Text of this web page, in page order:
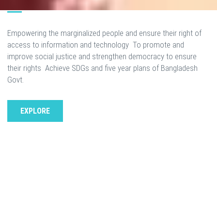
Empowering the marginalized people and ensure their right of
access to information and technology To promote and
improve social justice and strengthen democracy to ensure
their rights Achieve SDGs and five year plans of Bangladesh
Govt.
EXPLORE